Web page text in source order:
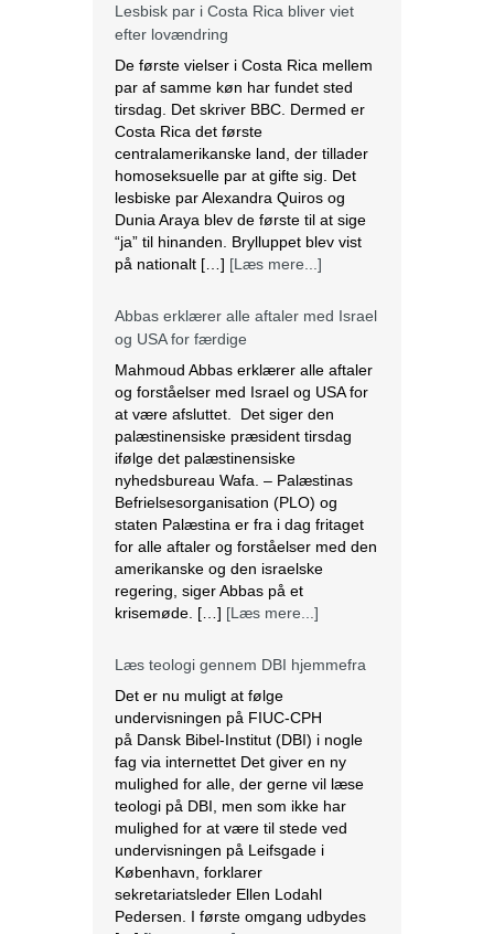
Lesbisk par i Costa Rica bliver viet
efter lovændring
De første vielser i Costa Rica mellem
par af samme køn har fundet sted
tirsdag. Det skriver BBC. Dermed er
Costa Rica det første
centralamerikanske land, der tillader
homoseksuelle par at gifte sig. Det
lesbiske par Alexandra Quiros og
Dunia Araya blev de første til at sige
“ja” til hinanden. Brylluppet blev vist
på nationalt […] [Læs mere...]
Abbas erklærer alle aftaler med Israel
og USA for færdige
Mahmoud Abbas erklærer alle aftaler
og forståelser med Israel og USA for
at være afsluttet. Det siger den
palæstinensiske præsident tirsdag
ifølge det palæstinensiske
nyhedsbureau Wafa. – Palæstinas
Befrielsesorganisation (PLO) og
staten Palæstina er fra i dag fritaget
for alle aftaler og forståelser med den
amerikanske og den israelske
regering, siger Abbas på et
krisemøde. […] [Læs mere...]
Læs teologi gennem DBI hjemmefra
Det er nu muligt at følge
undervisningen på FIUC-CPH
på Dansk Bibel-Institut (DBI) i nogle
fag via internettet Det giver en ny
mulighed for alle, der gerne vil læse
teologi på DBI, men som ikke har
mulighed for at være til stede ved
undervisningen på Leifsgade i
København, forklarer
sekretariatsleder Ellen Lodahl
Pedersen. I første omgang udbydes